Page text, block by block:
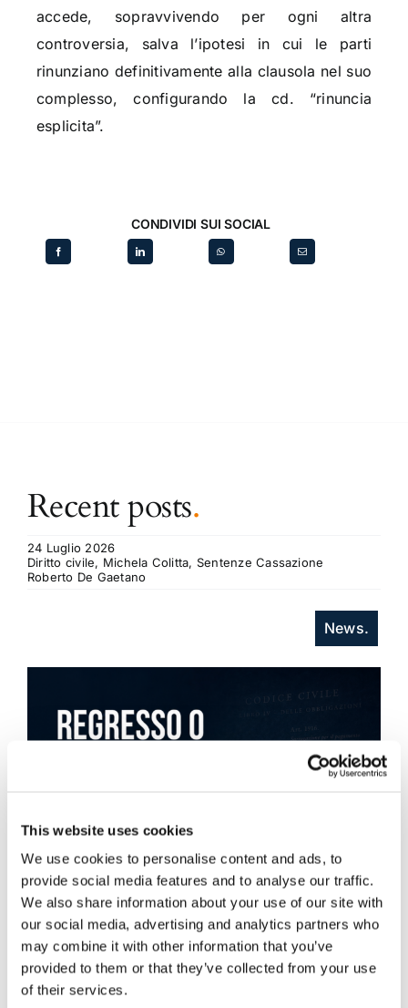
This website uses cookies
We use cookies to personalise content and ads, to
provide social media features and to analyse our traffic.
We also share information about your use of our site with
our social media, advertising and analytics partners who
may combine it with other information that you’ve
provided to them or that they’ve collected from your use
of their services.
accede, sopravvivendo per ogni altra
controversia, salva l’ipotesi in cui le parti
rinunziano definitivamente alla clausola nel suo
complesso, configurando la cd. “rinuncia
esplicita”.
CONDIVIDI SUI SOCIAL
Recent posts.
24 Luglio 2026
Diritto civile, Michela Colitta, Sentenze Cassazione
Roberto De Gaetano
News.